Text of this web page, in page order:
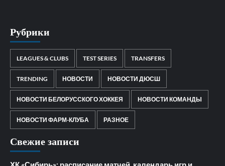
Рубрики
LEAGUES & CLUBS TEST SERIES TRANSFERS
TRENDING НОВОСТИ НОВОСТИ ДЮСШ
НОВОСТИ БЕЛОРУССКОГО ХОККЕЯ НОВОСТИ КОМАНДЫ
НОВОСТИ ФАРМ-КЛУБА РАЗНОЕ
Свежие записи